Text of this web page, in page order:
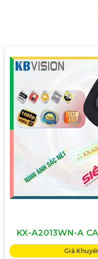
KX-A2013WN-A
Giá